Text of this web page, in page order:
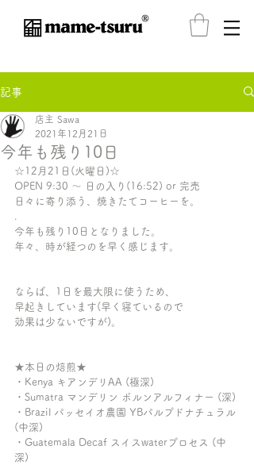
®️
記事
今年も残り10日
店主 Sawa
2021年12月21日
☆12月21日(火曜日)☆
OPEN 9:30 〜 日の入り(16:52) or 完売
日々に寄り添う、焼きたてコーヒーを。
今年も残り10日となりました。
年々、時が経つのを早く感じます。
ならば、1日を最大限に使うため、
早起きしています(早く寝ているので
効果は少ないですが)。
★本日の焙煎★
・Kenya キアンデリAA (極深)
・Sumatra マンデリン ポルンアルフィナー (深)
・Brazil パッセイオ農園 YBパルプドナチュラル
(中深)
・Guatemala Decaf スイスwaterプロセス (中
深)